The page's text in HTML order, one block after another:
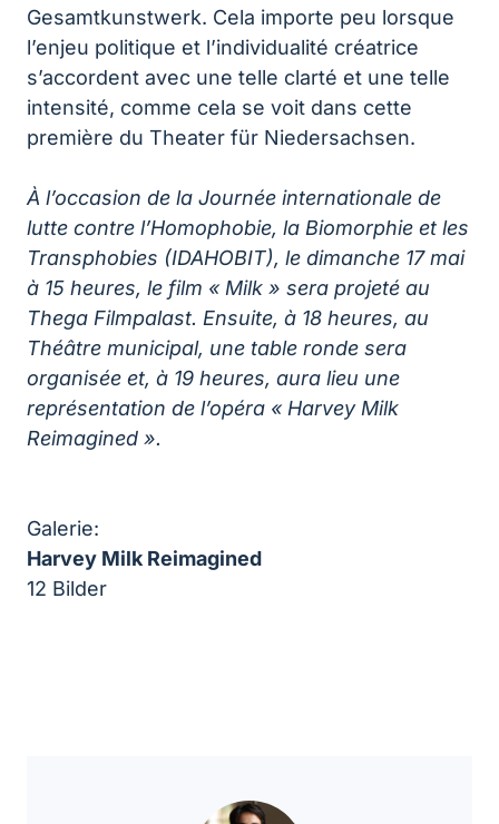
Gesamtkunstwerk. Cela importe peu lorsque
l’enjeu politique et l’individualité créatrice
s’accordent avec une telle clarté et une telle
intensité, comme cela se voit dans cette
première du Theater für Niedersachsen.
À l’occasion de la Journée internationale de
lutte contre l’Homophobie, la Biomorphie et les
Transphobies (IDAHOBIT), le dimanche 17 mai
à 15 heures, le film « Milk » sera projeté au
Thega Filmpalast. Ensuite, à 18 heures, au
Théâtre municipal, une table ronde sera
organisée et, à 19 heures, aura lieu une
représentation de l’opéra « Harvey Milk
Reimagined ».
Galerie:
Harvey Milk Reimagined
12 Bilder